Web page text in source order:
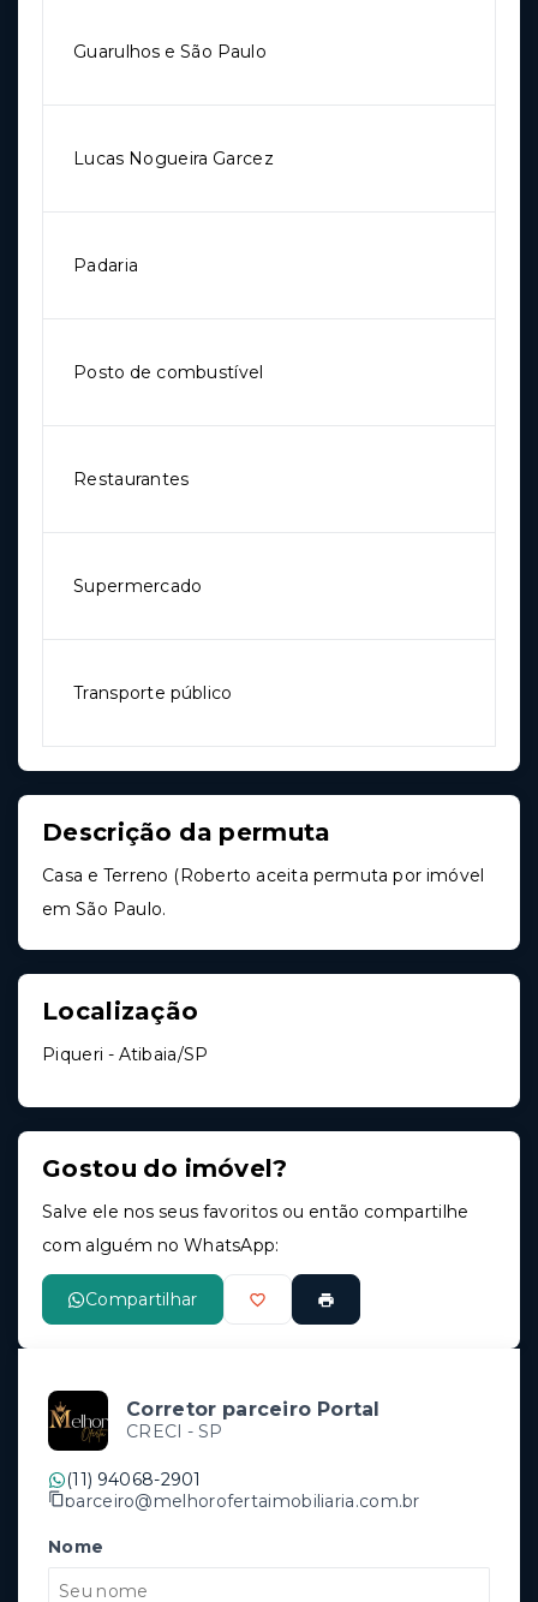
Guarulhos e São Paulo
Lucas Nogueira Garcez
Padaria
Posto de combustível
Restaurantes
Supermercado
Transporte público
Descrição da permuta
Casa e Terreno (Roberto aceita permuta por imóvel
em São Paulo.
Localização
Piqueri - Atibaia/SP
Gostou do imóvel?
Salve ele nos seus favoritos ou então compartilhe
com alguém no WhatsApp:
Compartilhar
Corretor parceiro Portal
CRECI - SP
(11) 94068-2901
parceiro@melhorofertaimobiliaria.com.br
Nome